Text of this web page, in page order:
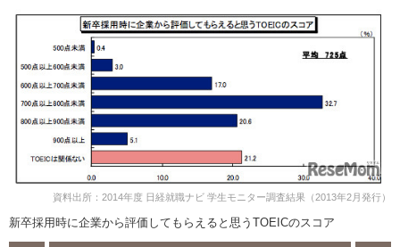
資料出所：2014年度 日経就職ナビ 学生モニター調査結果（2013年2月発行）
新卒採用時に企業から評価してもらえると思うTOEICのスコア